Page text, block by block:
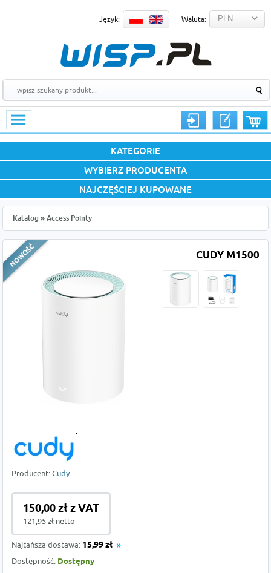
Język: Waluta:
KATEGORIE
WYBIERZ PRODUCENTA
NAJCZĘŚCIEJ KUPOWANE
Katalog » Access Pointy
CUDY M1500
Producent:Cudy
150,00 zł z VAT
121,95 zł netto
Najtańsza dostawa: 15,99 zł
Dostępność: Dostępny